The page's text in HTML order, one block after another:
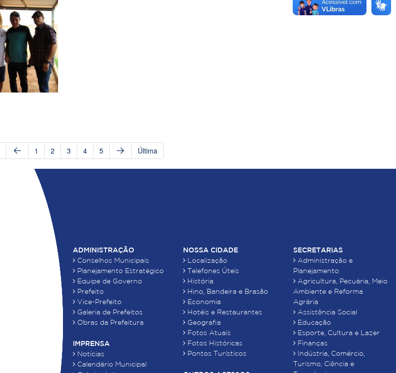
1 2 3 4 5 Última
ADMINISTRAÇÃO
Conselhos Municipais
Planejamento Estratégico
Equipe de Governo
Prefeito
Vice-Prefeito
Galeria de Prefeitos
Obras da Prefeitura
IMPRENSA
Notícias
Calendário Municipal
NOSSA CIDADE
Localização
Telefones Úteis
História
Hino, Bandeira e Brasão
Economia
Hotéis e Restaurantes
Geografia
Fotos Atuais
Fotos Históricas
Pontos Turísticos
SECRETARIAS
Administração e
Planejamento
Agricultura, Pecuária, Meio
Ambiente e Reforma
Agrária
Assistência Social
Educação
Esporte, Cultura e Lazer
Finanças
Indústria, Comércio,
Turismo, Ciência e